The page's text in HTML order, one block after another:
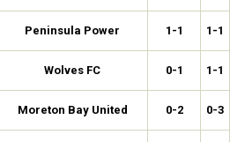
Peninsula Power 1-1 1-1
Wolves FC 0-1 1-1
Moreton Bay United 0-2 0-3